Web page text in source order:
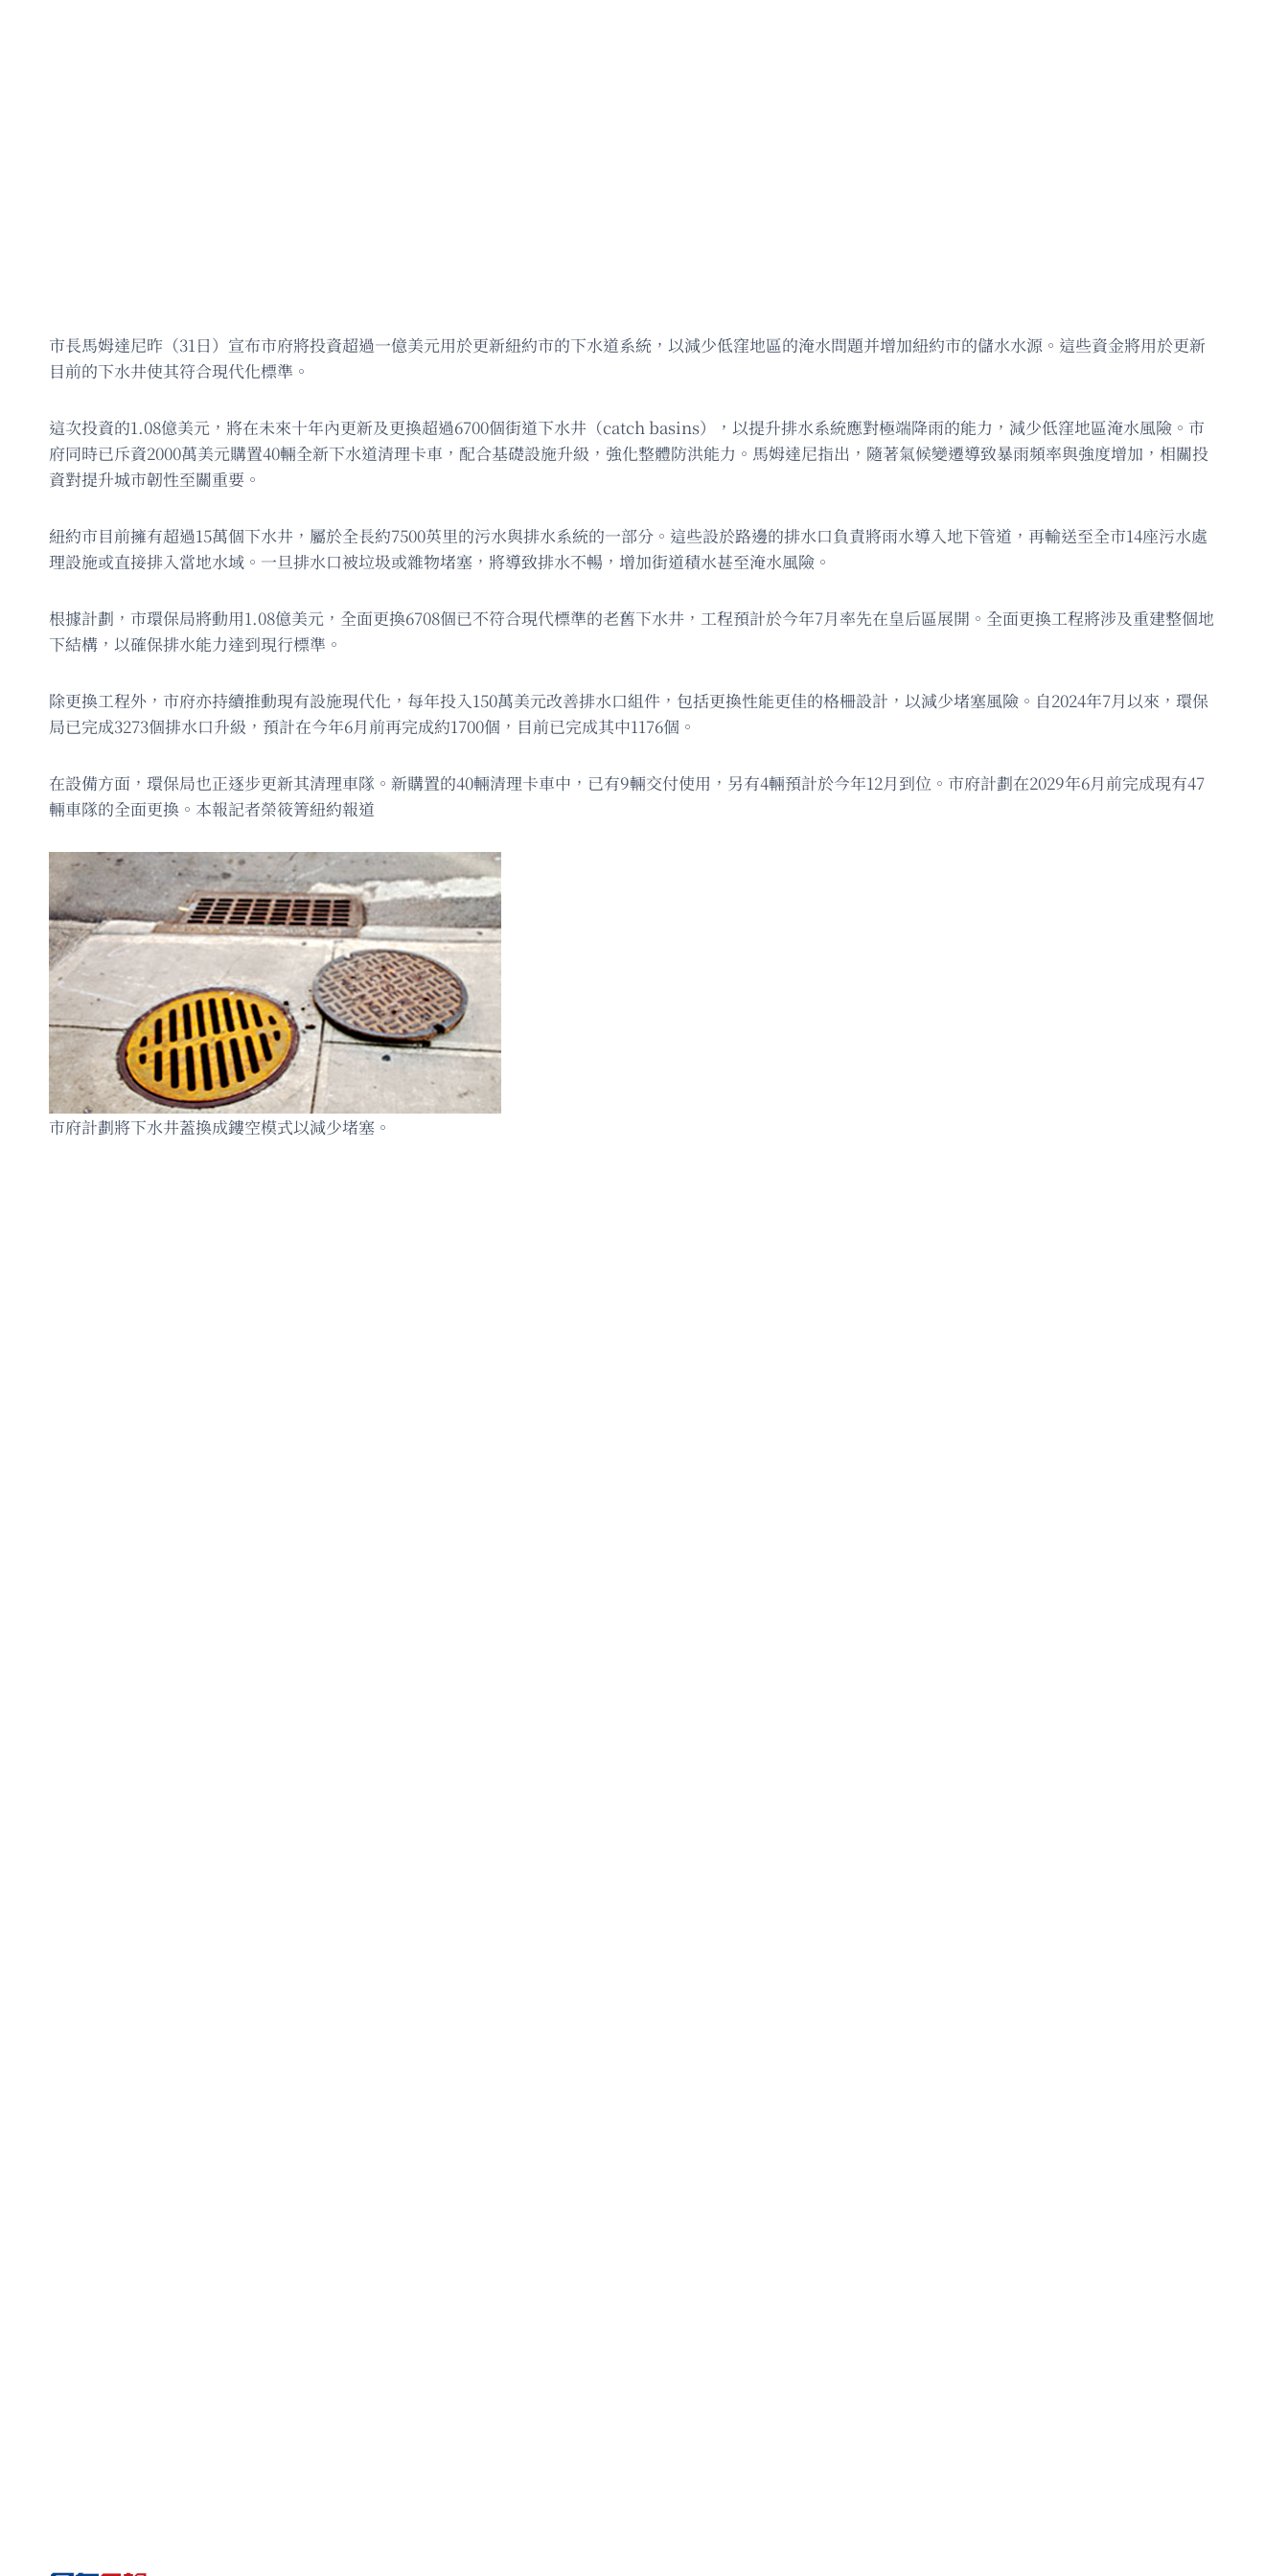
市長馬姆達尼昨（31日）宣布市府將投資超過一億美元用於更新紐約市的下水道系統，以減少低窪地區的淹水問題并增加紐約市的儲水水源。這些資金將用於更新
目前的下水井使其符合現代化標準。
這次投資的1.08億美元，將在未來十年內更新及更換超過6700個街道下水井（catch basins），以提升排水系統應對極端降雨的能力，減少低窪地區淹水風險。市
府同時已斥資2000萬美元購置40輛全新下水道清理卡車，配合基礎設施升級，強化整體防洪能力。馬姆達尼指出，隨著氣候變遷導致暴雨頻率與強度增加，相關投
資對提升城市韌性至關重要。
紐約市目前擁有超過15萬個下水井，屬於全長約7500英里的污水與排水系統的一部分。這些設於路邊的排水口負責將雨水導入地下管道，再輸送至全市14座污水處
理設施或直接排入當地水域。一旦排水口被垃圾或雜物堵塞，將導致排水不暢，增加街道積水甚至淹水風險。
根據計劃，市環保局將動用1.08億美元，全面更換6708個已不符合現代標準的老舊下水井，工程預計於今年7月率先在皇后區展開。全面更換工程將涉及重建整個地
下結構，以確保排水能力達到現行標準。
除更換工程外，市府亦持續推動現有設施現代化，每年投入150萬美元改善排水口組件，包括更換性能更佳的格柵設計，以減少堵塞風險。自2024年7月以來，環保
局已完成3273個排水口升級，預計在今年6月前再完成約1700個，目前已完成其中1176個。
在設備方面，環保局也正逐步更新其清理車隊。新購置的40輛清理卡車中，已有9輛交付使用，另有4輛預計於今年12月到位。市府計劃在2029年6月前完成現有47
輛車隊的全面更換。本報記者榮筱箐紐約報道
市府計劃將下水井蓋換成鏤空模式以減少堵塞。